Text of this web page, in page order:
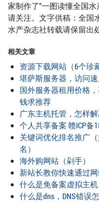
家制作了“一图读懂全国水
请关注。文字供稿：全国
水产杂志社转载请保留出
相关文章
资源下载网站（6个珍
堪萨斯服务器，访问
国外服务器租用价格
钱求推荐
广东主机托管，怎样
个人共享备案 赣ICP备
关键词优化排名推广
名）
海外购网站（剁手）
新站长教你快速通过
什么是免备案虚拟主
什么是dns，DNS错误